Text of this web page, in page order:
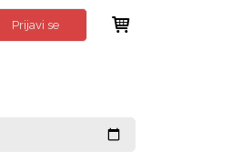
Prijavi se